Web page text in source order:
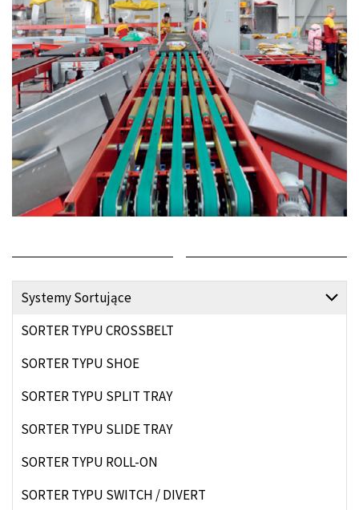
Systemy Sortujące
SORTER TYPU CROSSBELT
SORTER TYPU SHOE
SORTER TYPU SPLIT TRAY
SORTER TYPU SLIDE TRAY
SORTER TYPU ROLL-ON
SORTER TYPU SWITCH / DIVERT